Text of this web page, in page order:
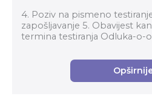
4. Poziv na pismeno
zapošljavanje 5. Obavijest
termina testiranja Odluka-o-